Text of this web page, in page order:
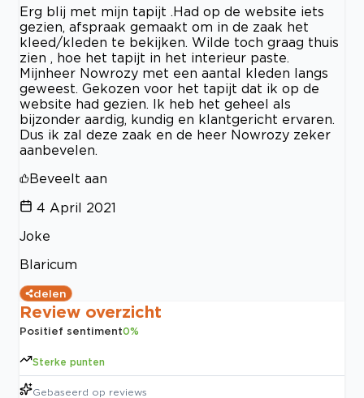
Erg blij met mijn tapijt .Had op de website iets
gezien, afspraak gemaakt om in de zaak het
kleed/kleden te bekijken. Wilde toch graag thuis
zien , hoe het tapijt in het interieur paste.
Mijnheer Nowrozy met een aantal kleden langs
geweest. Gekozen voor het tapijt dat ik op de
website had gezien. Ik heb het geheel als
bijzonder aardig, kundig en klantgericht ervaren.
Dus ik zal deze zaak en de heer Nowrozy zeker
aanbevelen.
Beveelt aan
4 April 2021
Joke
Blaricum
delen
Review overzicht
Positief sentiment0%
Sterke punten
Gebaseerd op reviews